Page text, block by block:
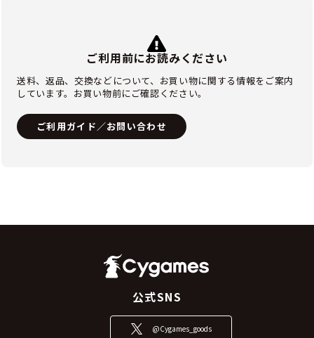
ご利用前にお読みください
送料、返品、交換などについて、お買い物に関する情報をご案内
しています。お買い物前にご確認ください。
ご利用ガイド／お問い合わせ
公式SNS
@Cygames_goods